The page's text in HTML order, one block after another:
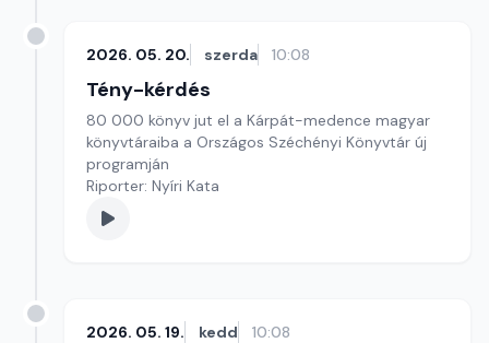
2026. 05. 20. szerda 10:08
Tény-kérdés
80 000 könyv jut el a Kárpát-medence magyar
könyvtáraiba a Országos Széchényi Könyvtár új
programján
Riporter: Nyíri Kata
2026. 05. 19. kedd 10:08